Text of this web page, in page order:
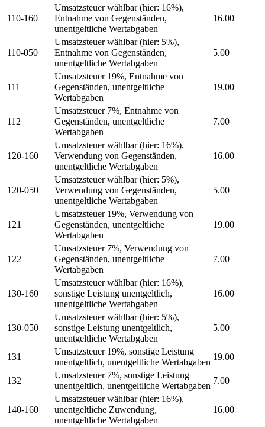
110-160
Umsatzsteuer wählbar (hier: 16%),
Entnahme von Gegenständen,
unentgeltliche Wertabgaben
16.00
110-050
Umsatzsteuer wählbar (hier: 5%),
Entnahme von Gegenständen,
unentgeltliche Wertabgaben
5.00
111
Umsatzsteuer 19%, Entnahme von
Gegenständen, unentgeltliche
Wertabgaben
19.00
112
Umsatzsteuer 7%, Entnahme von
Gegenständen, unentgeltliche
Wertabgaben
7.00
120-160
Umsatzsteuer wählbar (hier: 16%),
Verwendung von Gegenständen,
unentgeltliche Wertabgaben
16.00
120-050
Umsatzsteuer wählbar (hier: 5%),
Verwendung von Gegenständen,
unentgeltliche Wertabgaben
5.00
121
Umsatzsteuer 19%, Verwendung von
Gegenständen, unentgeltliche
Wertabgaben
19.00
122
Umsatzsteuer 7%, Verwendung von
Gegenständen, unentgeltliche
Wertabgaben
7.00
130-160
Umsatzsteuer wählbar (hier: 16%),
sonstige Leistung unentgeltlich,
unentgeltliche Wertabgaben
16.00
130-050
Umsatzsteuer wählbar (hier: 5%),
sonstige Leistung unentgeltlich,
unentgeltliche Wertabgaben
5.00
131
Umsatzsteuer 19%, sonstige Leistung
unentgeltlich, unentgeltliche Wertabgaben
19.00
132
Umsatzsteuer 7%, sonstige Leistung
unentgeltlich, unentgeltliche Wertabgaben
7.00
140-160
Umsatzsteuer wählbar (hier: 16%),
unentgeltliche Zuwendung,
unentgeltliche Wertabgaben
16.00